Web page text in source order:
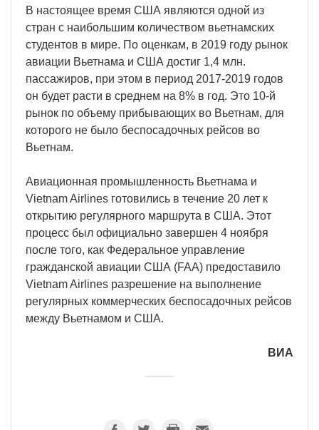
В настоящее время США являются одной из
стран с наибольшим количеством вьетнамских
студентов в мире. По оценкам, в 2019 году рынок
авиации Вьетнама и США достиг 1,4 млн.
пассажиров, при этом в период 2017-2019 годов
он будет расти в среднем на 8% в год. Это 10-й
рынок по объему прибывающих во Вьетнам, для
которого не было беспосадочных рейсов во
Вьетнам.
Авиационная промышленность Вьетнама и
Vietnam Airlines готовились в течение 20 лет к
открытию регулярного маршрута в США. Этот
процесс был официально завершен 4 ноября
после того, как Федеральное управление
гражданской авиации США (FAA) предоставило
Vietnam Airlines разрешение на выполнение
регулярных коммерческих беспосадочных рейсов
между Вьетнамом и США.
ВИА